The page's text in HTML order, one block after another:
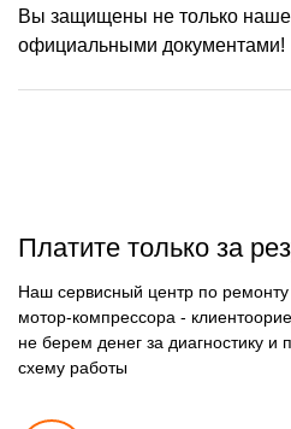
Вы защищены не только
официальными документами!
Платите только за
Наш сервисный центр по
мотор-компрессора -
не берем денег за диагностику и
схему работы